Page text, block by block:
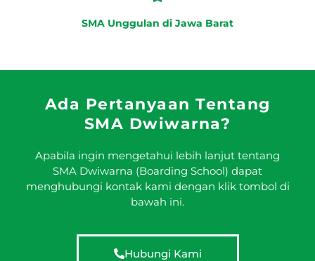
SMA Unggulan di Jawa Barat
Ada Pertanyaan Tentang
SMA Dwiwarna?
Apabila ingin mengetahui lebih lanjut tentang
SMA Dwiwarna (Boarding School) dapat
menghubungi kontak kami dengan klik tombol di
bawah ini.
Hubungi Kami